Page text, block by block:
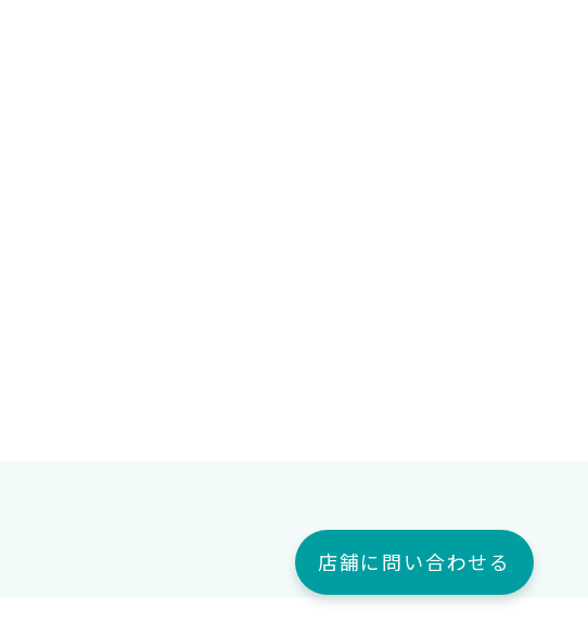
店舗に問い合わせる